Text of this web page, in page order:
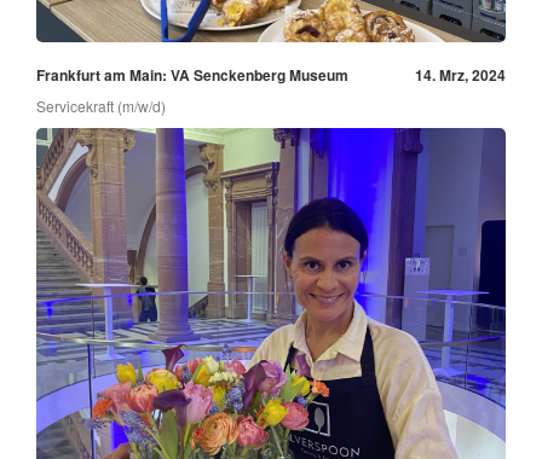
Frankfurt am Main: VA Senckenberg Museum 14. Mrz, 2024
Servicekraft (m/w/d)